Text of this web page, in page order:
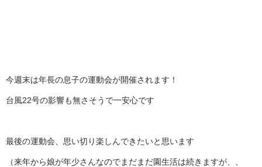
今週末は年長の息子の運動会が開催されます！
台風22号の影響も無さそうで一安心です
最後の運動会、思い切り楽しんできたいと思います
（来年から娘が年少さんなのでまだまだ園生活は続きますが、、